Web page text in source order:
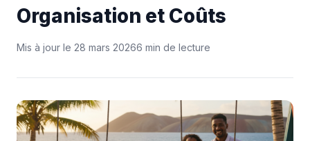
Organisation et Coûts
Mis à jour le 28 mars 20266 min de lecture